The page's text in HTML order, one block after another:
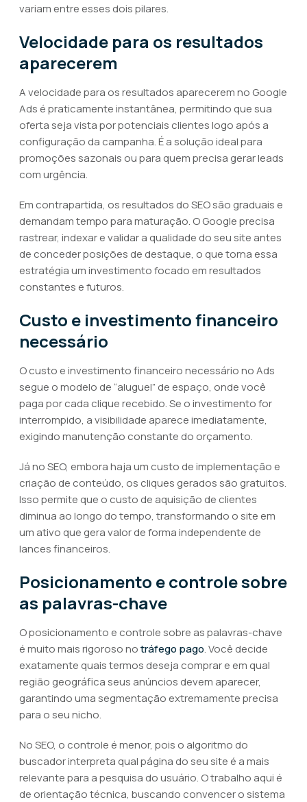
variam entre esses dois pilares.
Velocidade para os resultados
aparecerem
A velocidade para os resultados aparecerem no Google
Ads é praticamente instantânea, permitindo que sua
oferta seja vista por potenciais clientes logo após a
configuração da campanha. É a solução ideal para
promoções sazonais ou para quem precisa gerar leads
com urgência.
Em contrapartida, os resultados do SEO são graduais e
demandam tempo para maturação. O Google precisa
rastrear, indexar e validar a qualidade do seu site antes
de conceder posições de destaque, o que torna essa
estratégia um investimento focado em resultados
constantes e futuros.
Custo e investimento financeiro
necessário
O custo e investimento financeiro necessário no Ads
segue o modelo de “aluguel” de espaço, onde você
paga por cada clique recebido. Se o investimento for
interrompido, a visibilidade aparece imediatamente,
exigindo manutenção constante do orçamento.
Já no SEO, embora haja um custo de implementação e
criação de conteúdo, os cliques gerados são gratuitos.
Isso permite que o custo de aquisição de clientes
diminua ao longo do tempo, transformando o site em
um ativo que gera valor de forma independente de
lances financeiros.
Posicionamento e controle sobre
as palavras-chave
O posicionamento e controle sobre as palavras-chave
é muito mais rigoroso notráfego pago. Você decide
exatamente quais termos deseja comprar e em qual
região geográfica seus anúncios devem aparecer,
garantindo uma segmentação extremamente precisa
para o seu nicho.
No SEO, o controle é menor, pois o algoritmo do
buscador interpreta qual página do seu site é a mais
relevante para a pesquisa do usuário. O trabalho aqui é
de orientação técnica, buscando convencer o sistema